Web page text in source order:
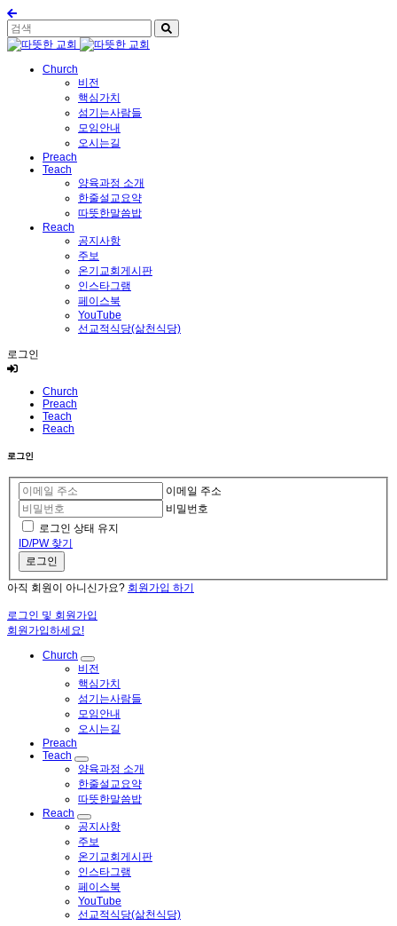
Church
비전
핵심가치
섬기는사람들
모임안내
오시는길
Preach
Teach
양육과정 소개
한줄설교요약
따뜻한말씀밥
Reach
공지사항
주보
온기교회게시판
인스타그램
페이스북
YouTube
선교적식당(삶천식당)
로그인
Church
Preach
Teach
Reach
로그인
이메일 주소
비밀번호
로그인 상태 유지
ID/PW 찾기
로그인
아직 회원이 아니신가요? 회원가입 하기
로그인 및 회원가입
회원가입하세요!
Church
비전
핵심가치
섬기는사람들
모임안내
오시는길
Preach
Teach
양육과정 소개
한줄설교요약
따뜻한말씀밥
Reach
공지사항
주보
온기교회게시판
인스타그램
페이스북
YouTube
선교적식당(삶천식당)